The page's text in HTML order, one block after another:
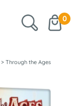
0
> Through the Ages